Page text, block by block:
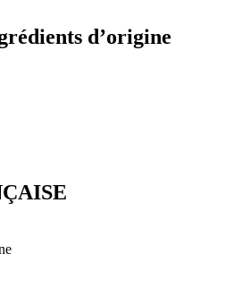
d’origine